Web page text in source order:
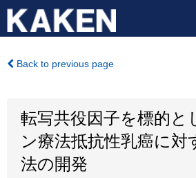
Back to previous page
転写共役因子を標的と
ン療法抵抗性乳癌に対
法の開発